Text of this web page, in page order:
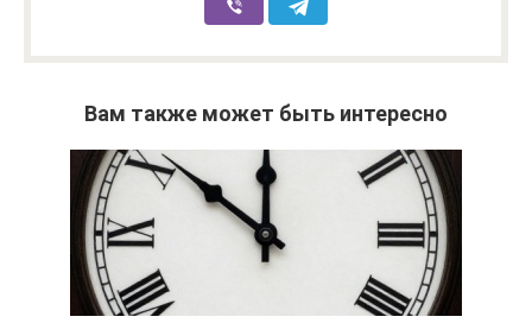
Вам также может быть интересно